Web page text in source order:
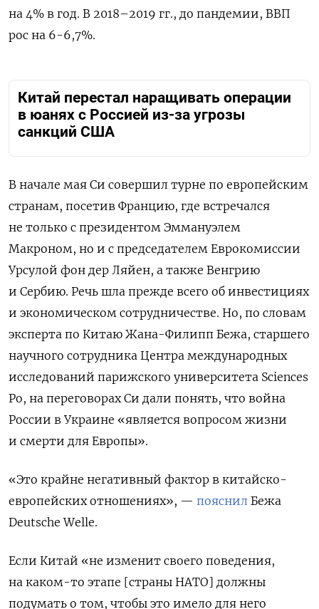
на 4% в год. В 2018–2019 гг., до пандемии, ВВП
рос на 6-6,7%.
Китай перестал наращивать операции
в юанях с Россией из-за угрозы
санкций США
В начале мая Си совершил турне по европейским
странам, посетив Францию, где встречался
не только с президентом Эммануэлем
Макроном, но и с председателем Еврокомиссии
Урсулой фон дер Ляйен, а также Венгрию
и Сербию. Речь шла прежде всего об инвестициях
и экономическом сотрудничестве. Но, по словам
эксперта по Китаю Жана-Филипп Бежа, старшего
научного сотрудника Центра международных
исследований парижского университета Sciences
Po, на переговорах Си дали понять, что война
России в Украине «является вопросом жизни
и смерти для Европы».
«Это крайне негативный фактор в китайско-
европейских отношениях», — пояснил Бежа
Deutsche Welle.
Если Китай «не изменит своего поведения,
на каком-то этапе [страны НАТО] должны
подумать о том, чтобы это имело для него